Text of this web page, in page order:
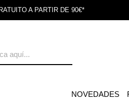
A PARTIR DE 90€*
NOVEDADES